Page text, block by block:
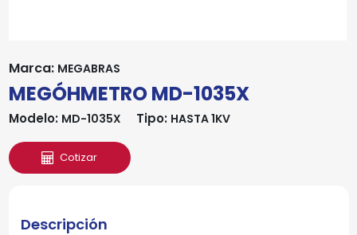
Marca: MEGABRAS
MEGÓHMETRO MD-1035X
Modelo: MD-1035X Tipo: HASTA 1KV
Cotizar
Descripción